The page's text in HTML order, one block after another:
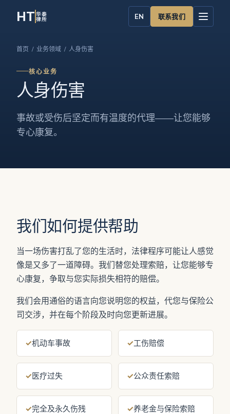
HT 华泰
律所
EN 联系我们
首页 / 业务领域 / 人身伤害
核心业务
人身伤害
事故或受伤后坚定而有温度的代理——让您能够
专心康复。
我们如何提供帮助
当一场伤害打乱了您的生活时，法律程序可能让人感觉
像是又多了一道障碍。我们替您处理索赔，让您能够专
心康复，争取与您实际损失相符的赔偿。
我们会用通俗的语言向您说明您的权益，代您与保险公
司交涉，并在每个阶段及时向您更新进展。
✓机动车事故 ✓工伤赔偿
✓医疗过失 ✓公众责任索赔
✓完全及永久伤残
✓养老金与保险索赔